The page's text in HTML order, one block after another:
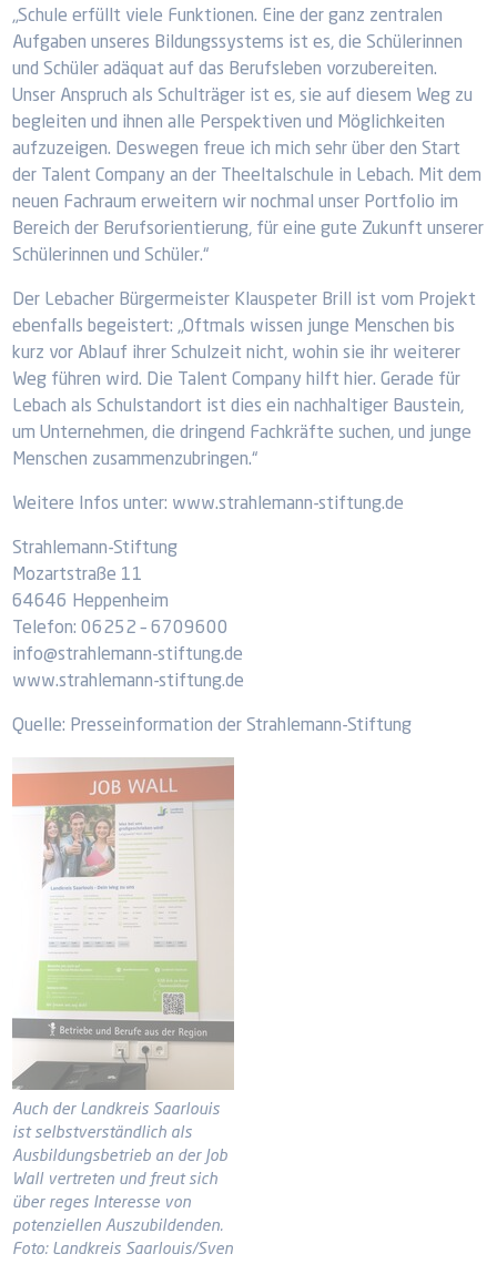
„Schule erfüllt viele Funktionen. Eine der ganz zentralen
Aufgaben unseres Bildungssystems ist es, die Schülerinnen
und Schüler adäquat auf das Berufsleben vorzubereiten.
Unser Anspruch als Schulträger ist es, sie auf diesem Weg zu
begleiten und ihnen alle Perspektiven und Möglichkeiten
aufzuzeigen. Deswegen freue ich mich sehr über den Start
der Talent Company an der Theeltalschule in Lebach. Mit dem
neuen Fachraum erweitern wir nochmal unser Portfolio im
Bereich der Berufsorientierung, für eine gute Zukunft unserer
Schülerinnen und Schüler.“
Der Lebacher Bürgermeister Klauspeter Brill ist vom Projekt
ebenfalls begeistert: „Oftmals wissen junge Menschen bis
kurz vor Ablauf ihrer Schulzeit nicht, wohin sie ihr weiterer
Weg führen wird. Die Talent Company hilft hier. Gerade für
Lebach als Schulstandort ist dies ein nachhaltiger Baustein,
um Unternehmen, die dringend Fachkräfte suchen, und junge
Menschen zusammenzubringen.“
Weitere Infos unter: www.strahlemann-stiftung.de
Strahlemann-Stiftung
Mozartstraße 11
64646 Heppenheim
Telefon: 06252 – 6709600
info@strahlemann-stiftung.de
www.strahlemann-stiftung.de
Quelle: Presseinformation der Strahlemann-Stiftung
Auch der Landkreis Saarlouis
ist selbstverständlich als
Ausbildungsbetrieb an der Job
Wall vertreten und freut sich
über reges Interesse von
potenziellen Auszubildenden.
Foto: Landkreis Saarlouis/Sven